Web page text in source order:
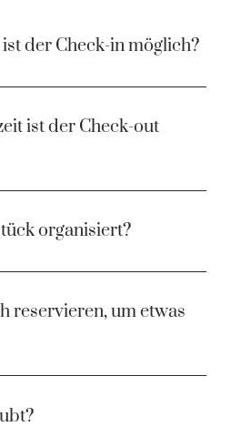
der Check-in möglich?
ist der Check-out
organisiert?
reservieren, um etwas